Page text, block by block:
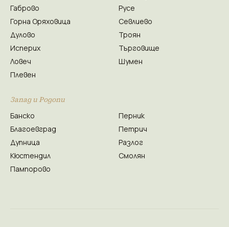
Габрово
Горна Оряховица
Дулово
Исперих
Ловеч
Плевен
Русе
Севлиево
Троян
Търговище
Шумен
Запад и Родопи
Банско
Благоевград
Дупница
Кюстендил
Пампорово
Перник
Петрич
Разлог
Смолян